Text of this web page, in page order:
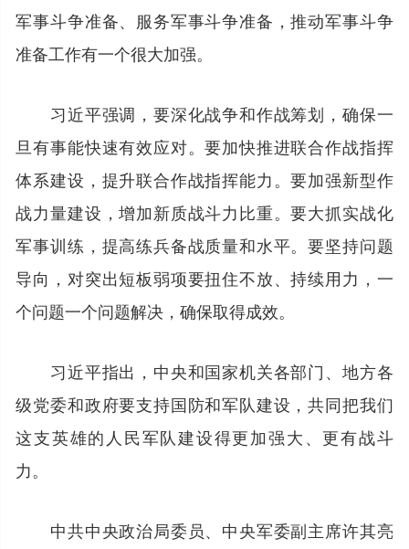
军事斗争准备、服务军事斗争准备，推动军事斗争
准备工作有一个很大加强。
习近平强调，要深化战争和作战筹划，确保一
旦有事能快速有效应对。要加快推进联合作战指挥
体系建设，提升联合作战指挥能力。要加强新型作
战力量建设，增加新质战斗力比重。要大抓实战化
军事训练，提高练兵备战质量和水平。要坚持问题
导向，对突出短板弱项要扭住不放、持续用力，一
个问题一个问题解决，确保取得成效。
习近平指出，中央和国家机关各部门、地方各
级党委和政府要支持国防和军队建设，共同把我们
这支英雄的人民军队建设得更加强大、更有战斗
力。
中共中央政治局委员、中央军委副主席许其亮